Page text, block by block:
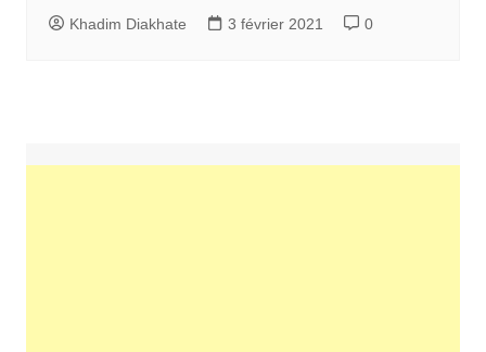
Khadim Diakhate 3 février 2021 0